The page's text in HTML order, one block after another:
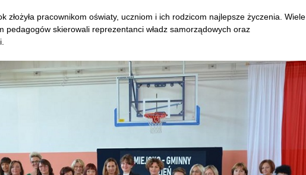
złożyła pracownikom oświaty, uczniom i ich rodzicom najlepsze życzenia. Wiele
pedagogów skierowali reprezentanci władz samorządowych oraz